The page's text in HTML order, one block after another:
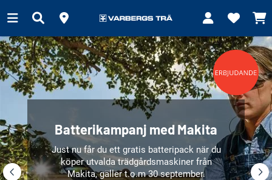
Batterikampanj med Makita
Just nu får du ett gratis batteripack när du
köper utvalda trädgårdsmaskiner från
Makita, gäller t.o.m 30 september.